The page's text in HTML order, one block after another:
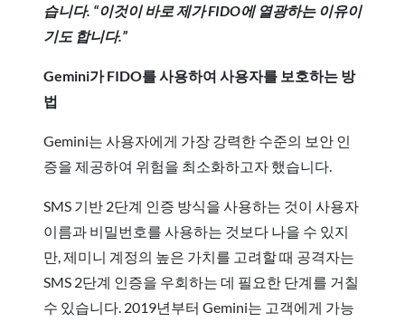
습니다. “이것이 바로 제가 FIDO에 열광하는 이유이
기도 합니다.”
Gemini가 FIDO를 사용하여 사용자를 보호하는 방
법
Gemini는 사용자에게 가장 강력한 수준의 보안 인
증을 제공하여 위험을 최소화하고자 했습니다.
SMS 기반 2단계 인증 방식을 사용하는 것이 사용자
이름과 비밀번호를 사용하는 것보다 나을 수 있지
만, 제미니 계정의 높은 가치를 고려할 때 공격자는
SMS 2단계 인증을 우회하는 데 필요한 단계를 거칠
수 있습니다. 2019년부터 Gemini는 고객에게 가능